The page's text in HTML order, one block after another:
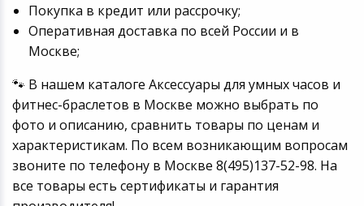
Покупка в кредит или рассрочку;
Оперативная доставка по всей России и в
Москве;
🐾 В нашем каталоге Аксессуары для умных часов и
фитнес-браслетов в Москве можно выбрать по
фото и описанию, сравнить товары по ценам и
характеристикам. По всем возникающим вопросам
звоните по телефону в Москве 8(495)137-52-98. На
все товары есть сертификаты и гарантия